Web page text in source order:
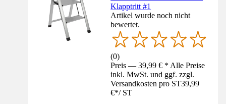
Klapptritt #1
Artikel wurde noch nicht
bewertet.
(0)
Preis — 39,99 € * Alle Preise
inkl. MwSt. und ggf. zzgl.
Versandkosten pro ST39,99
€*/ ST